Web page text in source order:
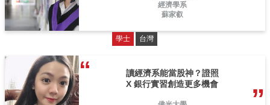
經濟學系
蘇家叡
學士 台灣
讀經濟系能當股神？證照
X 銀行實習創造更多機會